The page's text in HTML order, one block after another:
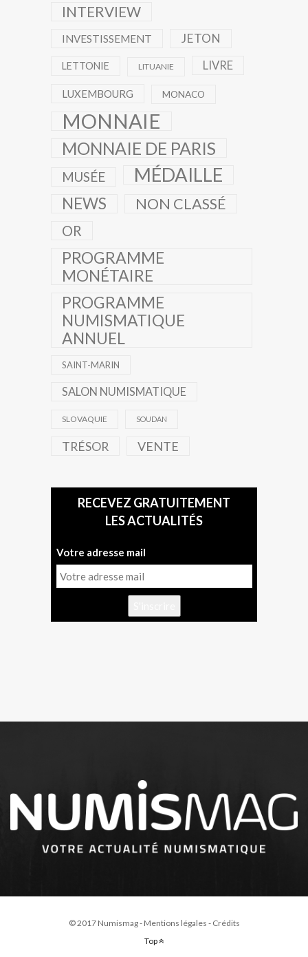
INTERVIEW
INVESTISSEMENT JETON
LETTONIE LITUANIE LIVRE
LUXEMBOURG MONACO
MONNAIE
MONNAIE DE PARIS
MUSÉE MÉDAILLE
NEWS NON CLASSÉ
OR
PROGRAMME
MONÉTAIRE
PROGRAMME
NUMISMATIQUE
ANNUEL
SAINT-MARIN
SALON NUMISMATIQUE
SLOVAQUIE SOUDAN
TRÉSOR VENTE
RECEVEZ GRATUITEMENT
LES ACTUALITÉS
Votre adresse mail
© 2017 Numismag - Mentions légales - Crédits
Top